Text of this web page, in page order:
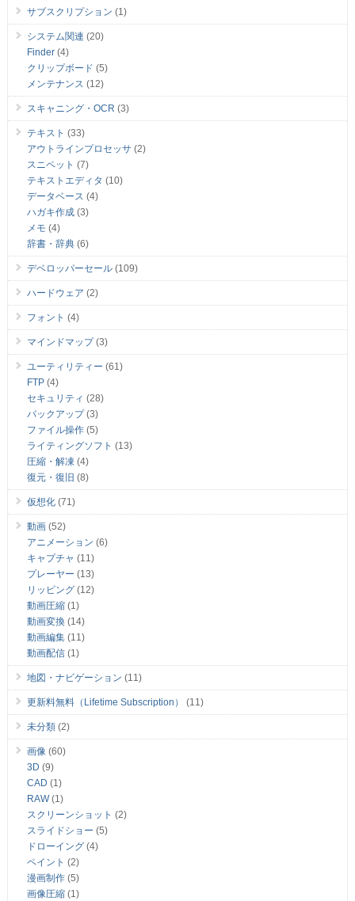
サブスクリプション (1)
システム関連 (20)
Finder(4)
クリップボード (5)
メンテナンス (12)
スキャニング・OCR (3)
テキスト (33)
アウトラインプロセッサ(2)
スニペット (7)
テキストエディタ (10)
データベース (4)
ハガキ作成(3)
メモ (4)
辞書・辞典(6)
デベロッパーセール(109)
ハードウェア (2)
フォント (4)
マインドマップ(3)
ユーティリティー (61)
FTP(4)
セキュリティ (28)
バックアップ(3)
ファイル操作(5)
ライティングソフト (13)
圧縮・解凍 (4)
復元・復旧 (8)
仮想化(71)
動画(52)
アニメーション (6)
キャプチャ (11)
プレーヤー (13)
リッピング(12)
動画圧縮(1)
動画変換 (14)
動画編集(11)
動画配信(1)
地図・ナビゲーション (11)
更新料無料（Lifetime Subscription） (11)
未分類(2)
画像(60)
3D (9)
CAD (1)
RAW(1)
スクリーンショット (2)
スライドショー (5)
ドローイング(4)
ペイント (2)
漫画制作(5)
画像圧縮(1)